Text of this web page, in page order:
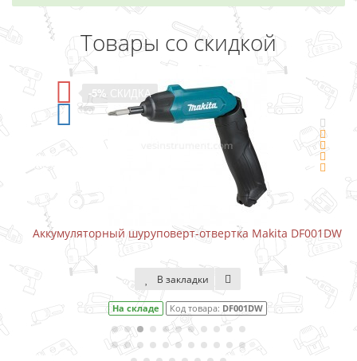
Товары со скидкой
-5%СКИДКА
Аккумуляторный шуруповерт-отвертка Makita DF001DW
В закладки
На складе Код товара:DF001DW